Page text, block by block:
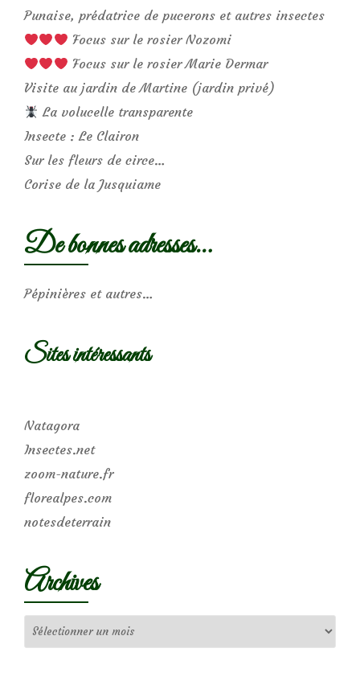
Punaise, prédatrice de pucerons et autres insectes
Focus sur le rosier Nozomi
Focus sur le rosier Marie Dermar
Visite au jardin de Martine (jardin privé)
La volucelle transparente
Insecte : Le Clairon
Sur les fleurs de circe…
Corise de la Jusquiame
De bonnes adresses…
Pépinières et autres…
Sites intéressants
Natagora
Insectes.net
zoom-nature.fr
florealpes.com
notesdeterrain
Archives